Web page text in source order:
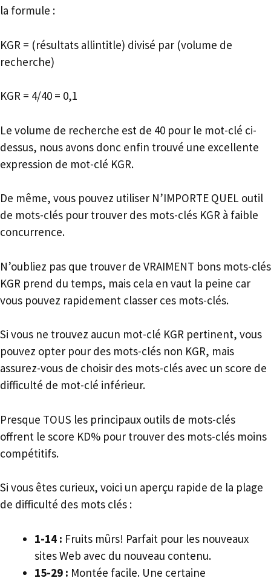
la formule :
KGR = (résultats allintitle) divisé par (volume de
recherche)
KGR = 4/40 = 0,1
Le volume de recherche est de 40 pour le mot-clé ci-
dessus, nous avons donc enfin trouvé une excellente
expression de mot-clé KGR.
De même, vous pouvez utiliser N’IMPORTE QUEL outil
de mots-clés pour trouver des mots-clés KGR à faible
concurrence.
N’oubliez pas que trouver de VRAIMENT bons mots-clés
KGR prend du temps, mais cela en vaut la peine car
vous pouvez rapidement classer ces mots-clés.
Si vous ne trouvez aucun mot-clé KGR pertinent, vous
pouvez opter pour des mots-clés non KGR, mais
assurez-vous de choisir des mots-clés avec un score de
difficulté de mot-clé inférieur.
Presque TOUS les principaux outils de mots-clés
offrent le score KD% pour trouver des mots-clés moins
compétitifs.
Si vous êtes curieux, voici un aperçu rapide de la plage
de difficulté des mots clés :
1-14 : Fruits mûrs! Parfait pour les nouveaux
sites Web avec du nouveau contenu.
15-29 : Montée facile. Une certaine